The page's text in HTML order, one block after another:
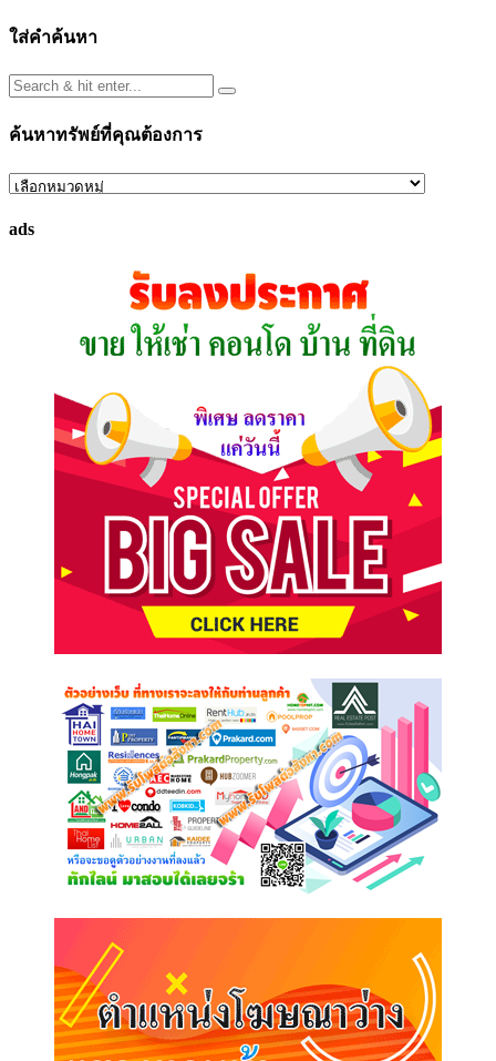
ใส่คำค้นหา
ค้นหาทรัพย์ที่คุณต้องการ
ค้นหา
ที่
ads